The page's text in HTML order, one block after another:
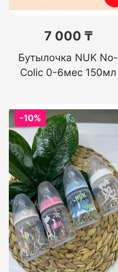
7 000 ₸
Бутылочка NUK No-
Colic 0-6мес 150мл
-10%